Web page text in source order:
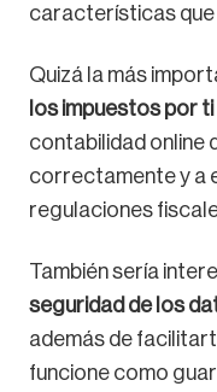
características
Quizá la más
los impuestos por ti
contabilidad online
correctamente y a
regulaciones
También sería
seguridad de los
además de
funcione como